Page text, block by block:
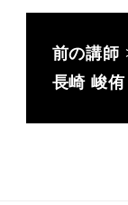
長崎 峻侑